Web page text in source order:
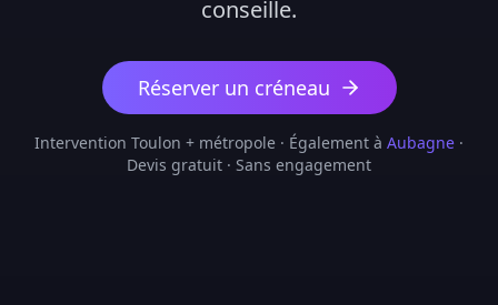
conseille.
Réserver un créneau
Intervention Toulon + métropole · Également à Aubagne ·
Devis gratuit · Sans engagement